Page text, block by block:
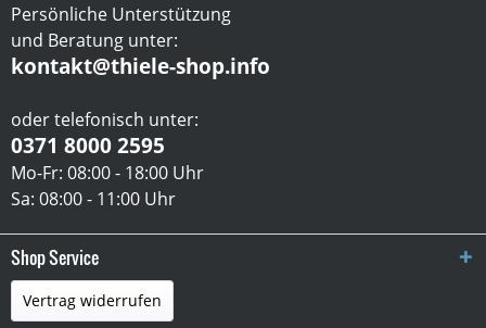
Persönliche Unterstützung
und Beratung unter:
kontakt@thiele-shop.info
oder telefonisch unter:
0371 8000 2595
Mo-Fr: 08:00 - 18:00 Uhr
Sa: 08:00 - 11:00 Uhr
Shop Service
Vertrag widerrufen